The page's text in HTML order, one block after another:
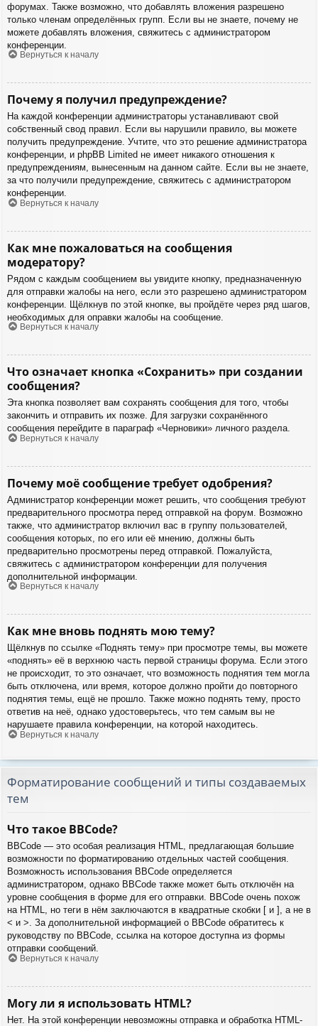
форумах. Также возможно, что добавлять вложения разрешено
только членам определённых групп. Если вы не знаете, почему не
можете добавлять вложения, свяжитесь с администратором
конференции.
Вернуться к началу
Почему я получил предупреждение?
На каждой конференции администраторы устанавливают свой
собственный свод правил. Если вы нарушили правило, вы можете
получить предупреждение. Учтите, что это решение администратора
конференции, и phpBB Limited не имеет никакого отношения к
предупреждениям, вынесенным на данном сайте. Если вы не знаете,
за что получили предупреждение, свяжитесь с администратором
конференции.
Вернуться к началу
Как мне пожаловаться на сообщения
модератору?
Рядом с каждым сообщением вы увидите кнопку, предназначенную
для отправки жалобы на него, если это разрешено администратором
конференции. Щёлкнув по этой кнопке, вы пройдёте через ряд шагов,
необходимых для оправки жалобы на сообщение.
Вернуться к началу
Что означает кнопка «Сохранить» при создании
сообщения?
Эта кнопка позволяет вам сохранять сообщения для того, чтобы
закончить и отправить их позже. Для загрузки сохранённого
сообщения перейдите в параграф «Черновики» личного раздела.
Вернуться к началу
Почему моё сообщение требует одобрения?
Администратор конференции может решить, что сообщения требуют
предварительного просмотра перед отправкой на форум. Возможно
также, что администратор включил вас в группу пользователей,
сообщения которых, по его или её мнению, должны быть
предварительно просмотрены перед отправкой. Пожалуйста,
свяжитесь с администратором конференции для получения
дополнительной информации.
Вернуться к началу
Как мне вновь поднять мою тему?
Щёлкнув по ссылке «Поднять тему» при просмотре темы, вы можете
«поднять» её в верхнюю часть первой страницы форума. Если этого
не происходит, то это означает, что возможность поднятия тем могла
быть отключена, или время, которое должно пройти до повторного
поднятия темы, ещё не прошло. Также можно поднять тему, просто
ответив на неё, однако удостоверьтесь, что тем самым вы не
нарушаете правила конференции, на которой находитесь.
Вернуться к началу
Форматирование сообщений и типы создаваемых
тем
Что такое BBCode?
BBCode — это особая реализация HTML, предлагающая большие
возможности по форматированию отдельных частей сообщения.
Возможность использования BBCode определяется
администратором, однако BBCode также может быть отключён на
уровне сообщения в форме для его отправки. BBCode очень похож
на HTML, но теги в нём заключаются в квадратные скобки [ и ], а не в
< и >. За дополнительной информацией о BBCode обратитесь к
руководству по BBCode, ссылка на которое доступна из формы
отправки сообщений.
Вернуться к началу
Могу ли я использовать HTML?
Нет. На этой конференции невозможны отправка и обработка HTML-